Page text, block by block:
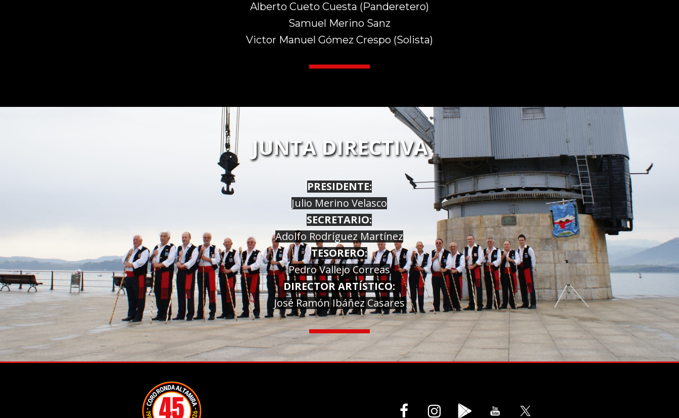
Alberto Cueto Cuesta (Panderetero)
Samuel Merino Sanz
Victor Manuel Gómez Crespo (Solista)
JUNTA DIRECTIVA
PRESIDENTE:
Julio Merino Velasco
SECRETARIO:
Adolfo Rodríguez Martínez
TESORERO:
Pedro Vallejo Correas
DIRECTOR ARTÍSTICO:
José Ramón Ibáñez Casares
 